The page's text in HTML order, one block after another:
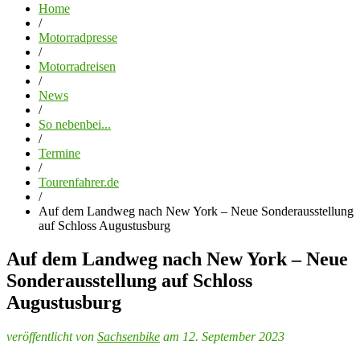
Home
/
Motorradpresse
/
Motorradreisen
/
News
/
So nebenbei...
/
Termine
/
Tourenfahrer.de
/
Auf dem Landweg nach New York – Neue Sonderausstellung
auf Schloss Augustusburg
Auf dem Landweg nach New York – Neue
Sonderausstellung auf Schloss
Augustusburg
veröffentlicht von Sachsenbike am 12. September 2023